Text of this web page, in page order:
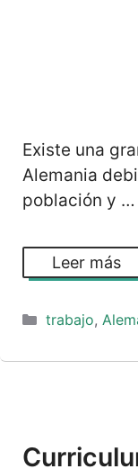
Existe una
Alemania
población y …
Leer más
Categorías
trabajo,